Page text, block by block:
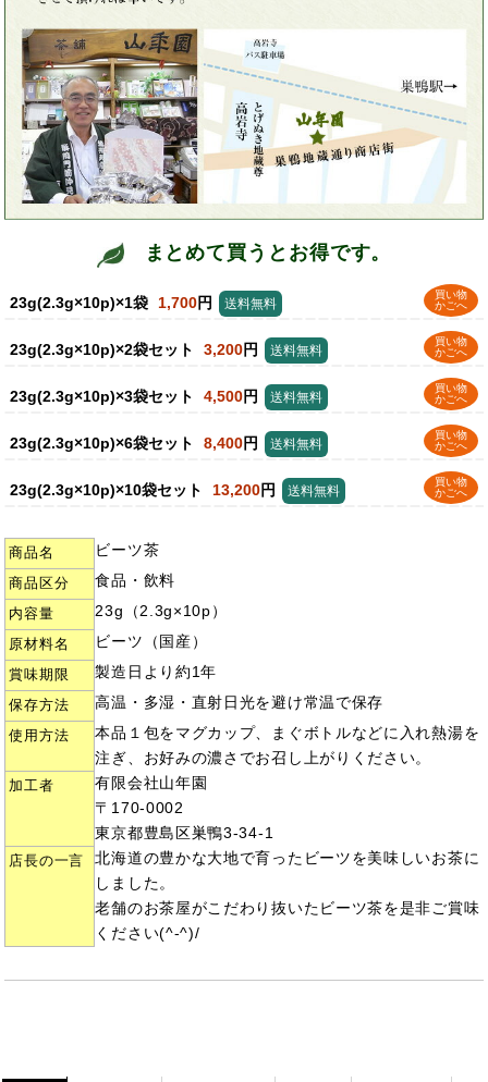
まとめて買うとお得です。
23g(2.3g×10p)×1袋 1,700円
買い物
かごへ
送料無料
23g(2.3g×10p)×2袋セット 3,200円
買い物
かごへ
送料無料
23g(2.3g×10p)×3袋セット 4,500円
買い物
かごへ
送料無料
23g(2.3g×10p)×6袋セット 8,400円
買い物
かごへ
送料無料
23g(2.3g×10p)×10袋セット 13,200円
買い物
かごへ
送料無料
商品名 ビーツ茶
商品区分 食品・飲料
内容量 23g（2.3g×10p）
原材料名 ビーツ（国産）
賞味期限 製造日より約1年
保存方法 高温・多湿・直射日光を避け常温で保存
使用方法
本品１包をマグカップ、まぐボトルなどに入れ熱湯を
注ぎ、お好みの濃さでお召し上がりください。
加工者
有限会社山年園
〒170-0002
東京都豊島区巣鴨3-34-1
店長の一言
北海道の豊かな大地で育ったビーツを美味しいお茶に
しました。
老舗のお茶屋がこだわり抜いたビーツ茶を是非ご賞味
ください(^-^)/